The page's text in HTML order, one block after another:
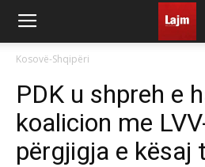
Kosovë-Shqipëri
PDK u shpreh e
koalicion me
përgjigja e kësaj